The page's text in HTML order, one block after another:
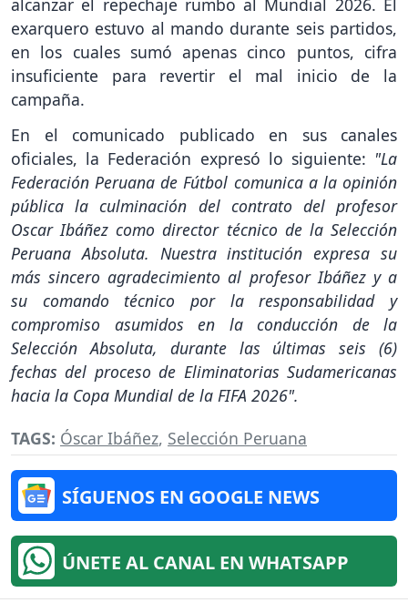
alcanzar el repechaje rumbo al Mundial 2026. El
exarquero estuvo al mando durante seis partidos,
en los cuales sumó apenas cinco puntos, cifra
insuficiente para revertir el mal inicio de la
campaña.
En el comunicado publicado en sus canales
oficiales, la Federación expresó lo siguiente: "La
Federación Peruana de Fútbol comunica a la opinión
pública la culminación del contrato del profesor
Oscar Ibáñez como director técnico de la Selección
Peruana Absoluta. Nuestra institución expresa su
más sincero agradecimiento al profesor Ibáñez y a
su comando técnico por la responsabilidad y
compromiso asumidos en la conducción de la
Selección Absoluta, durante las últimas seis (6)
fechas del proceso de Eliminatorias Sudamericanas
hacia la Copa Mundial de la FIFA 2026".
TAGS: Óscar Ibáñez, Selección Peruana
SÍGUENOS EN GOOGLE NEWS
ÚNETE AL CANAL EN WHATSAPP